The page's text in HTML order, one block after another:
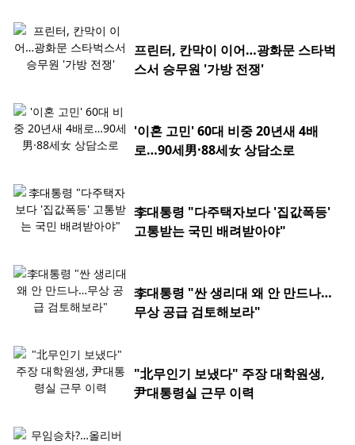
프린터, 칸막이 이어…광화문 스타벅
스서 승무원 '가방 전쟁'
'이혼 고민' 60대 비중 20년새 4배
로…90세男·88세女 상담소로
李대통령 "다주택자보다 '집값폭등'
고통받는 국민 배려받아야"
李대통령 "싼 생리대 왜 안 만드나…
무상 공급 검토해보라"
"北무인기 보냈다" 주장 대학원생,
尹대통령실 근무 이력